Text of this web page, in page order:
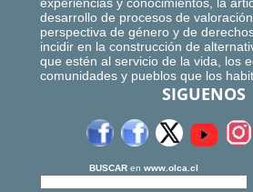
experiencias y conocimientos, la
desarrollo de procesos de
perspectiva de género y de
incidir en la construcción de
que estén al servicio de la vida, los
comunidades y pueblos que los
SIGUENOS
BUSCAR en www.olca.cl